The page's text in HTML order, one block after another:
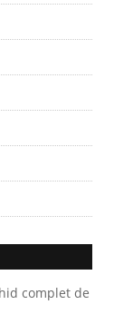
complet de